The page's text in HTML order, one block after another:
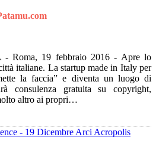
- Roma, 19 febbraio 2016 - Apre lo
italiane. La startup made in Italy per
la faccia” e diventa un luogo di
consulenza gratuita su copyright,
altro ai propri…